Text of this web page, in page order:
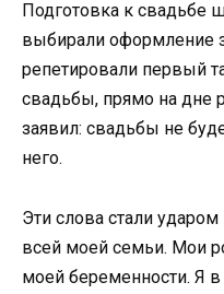
Подготовка к
выбирали оформление
репетировали первый
свадьбы, прямо на
заявил: свадьбы не
него.
Эти слова стали
всей моей семьи. Мои
моей беременности. Я